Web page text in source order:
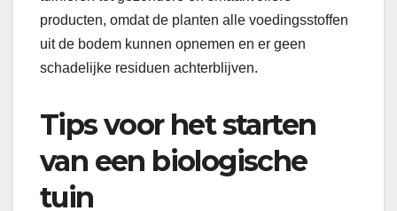
producten, omdat de planten alle voedingsstoffen
uit de bodem kunnen opnemen en er geen
schadelijke residuen achterblijven.
Tips voor het starten
van een biologische
tuin